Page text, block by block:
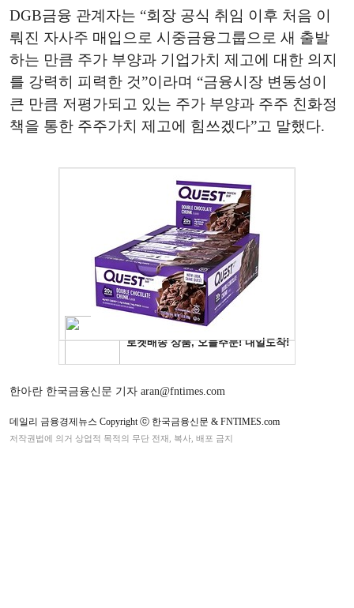
DGB금융 관계자는 “회장 공식 취임 이후 처음 이
뤄진 자사주 매입으로 시중금융그룹으로 새 출발
하는 만큼 주가 부양과 기업가치 제고에 대한 의지
를 강력히 피력한 것”이라며 “금융시장 변동성이
큰 만큼 저평가되고 있는 주가 부양과 주주 친화정
책을 통한 주주가치 제고에 힘쓰겠다”고 말했다.
한아란 한국금융신문 기자 aran@fntimes.com
데일리 금융경제뉴스 Copyright ⓒ 한국금융신문 & FNTIMES.com
저작권법에 의거 상업적 목적의 무단 전재, 복사, 배포 금지